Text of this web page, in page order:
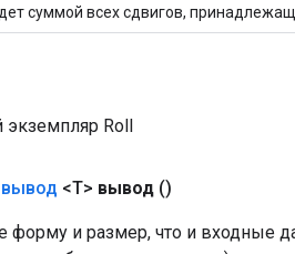
суммой всех сдвигов,
экземпляр Roll
вывод <T> вывод ()
форму и размер, что и входные